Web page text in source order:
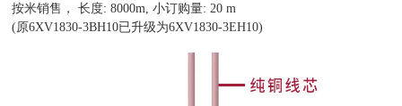
按米销售， 长度: 8000m, 小订购量: 20 m
(原6XV1830-3BH10已升级为6XV1830-3EH10)